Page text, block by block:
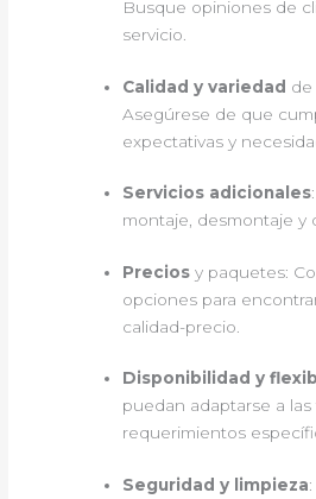
Busque opiniones de
servicio.
Calidad y variedad de
Asegúrese de que
expectativas y
Servicios adicionales
montaje, desmontaje y
Precios y paquetes:
opciones para
calidad-precio.
Disponibilidad y
puedan adaptarse a las
requerimientos
Seguridad y limpieza